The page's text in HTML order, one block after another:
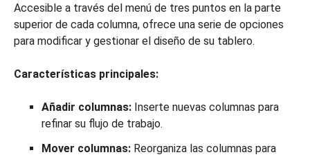
Accesible a través del menú de tres puntos en la parte
superior de cada columna, ofrece una serie de opciones
para modificar y gestionar el diseño de su tablero.
Características principales:
Añadir columnas: Inserte nuevas columnas para
refinar su flujo de trabajo.
Mover columnas: Reorganiza las columnas para